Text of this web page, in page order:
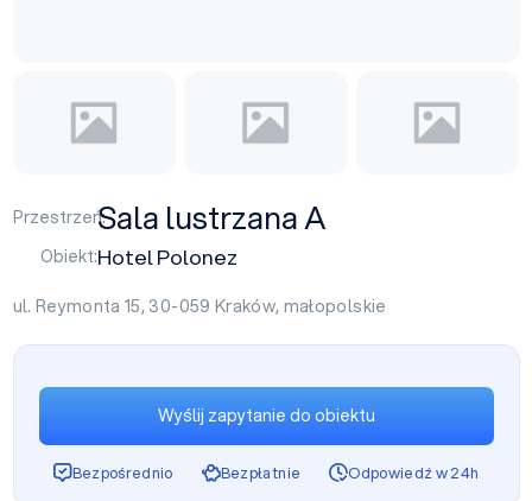
Przestrzeń:Sala lustrzana A
Obiekt:Hotel Polonez
ul. Reymonta 15, 30-059 Kraków, małopolskie
Wyślij zapytanie do obiektu
Bezpośrednio Bezpłatnie Odpowiedź w 24h